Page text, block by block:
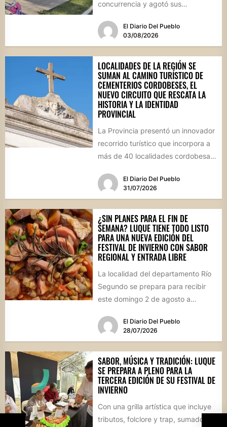
concurrencia y agotó sus
marco, el...El Diario Del Pueblo
03/08/2026
LOCALIDADES DE LA REGIÓN SE
SUMAN AL CAMINO TURÍSTICO DE
CEMENTERIOS CORDOBESES, EL
NUEVO CIRCUITO QUE RESCATA LA
HISTORIA Y LA IDENTIDAD
PROVINCIAL
La Provincia presentó un innovador
recorrido turístico que incorpora a
más de 40 localidades cordobesas
patrimonial....El Diario Del Pueblo
31/07/2026
¿SIN PLANES PARA EL FIN DE
SEMANA? LUQUE TIENE TODO LISTO
PARA UNA NUEVA EDICIÓN DEL
FESTIVAL DE INVIERNO CON SABOR
REGIONAL Y ENTRADA LIBRE
La localidad del departamento Río
Segundo se prepara para recibir
este domingo 2 de agosto a
El Diario Del Pueblo
28/07/2026
SABOR, MÚSICA Y TRADICIÓN: LUQUE
SE PREPARA A PLENO PARA LA
TERCERA EDICIÓN DE SU FESTIVAL DE
INVIERNO
Con una grilla artística que incluye
tributos, folclore y trap, sumado al